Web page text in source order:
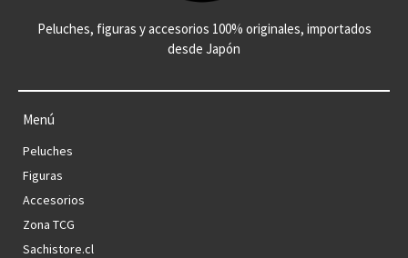
Peluches, figuras y accesorios 100% originales, importados
desde Japón
Menú
Peluches
Figuras
Accesorios
Zona TCG
Sachistore.cl